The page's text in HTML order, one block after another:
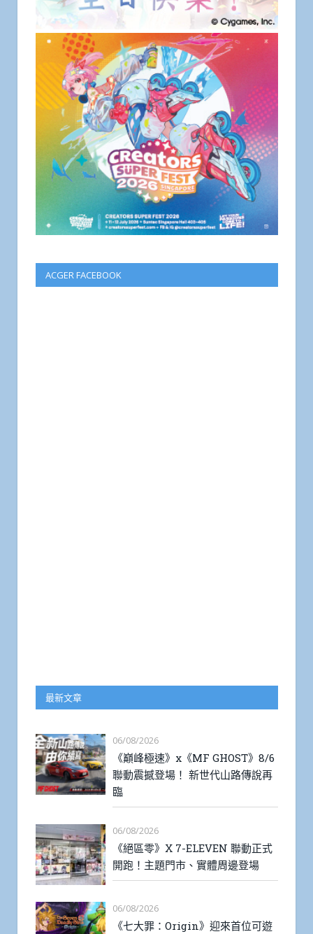
ACGER FACEBOOK
最新文章
06/08/2026
《巔峰極速》x《MF GHOST》8/6
聯動震撼登場！ 新世代山路傳說再
臨
06/08/2026
《絕區零》X 7-ELEVEN 聯動正式
開跑！主題門市、實體周邊登場
06/08/2026
《七大罪：Origin》迎來首位可遊